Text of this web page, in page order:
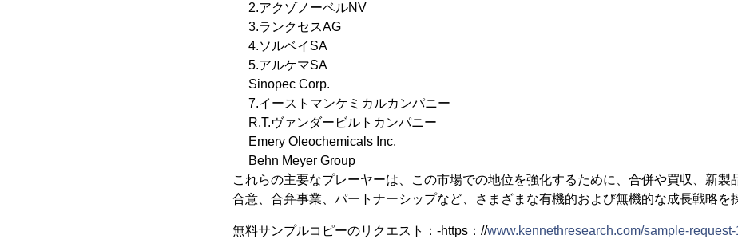
2.アクゾノーベルNV
3.ランクセスAG
4.ソルベイSA
5.アルケマSA
Sinopec Corp.
7.イーストマンケミカルカンパニー
R.T.ヴァンダービルトカンパニー
Emery Oleochemicals Inc.
Behn Meyer Group
これらの主要なプレーヤーは、この市場での地位を強化するために、合併や買収、新製
合意、合弁事業、パートナーシップなど、さまざまな有機的および無機的な成長戦略を
無料サンプルコピーのリクエスト：-https：//www.kennethresearch.com/sample-